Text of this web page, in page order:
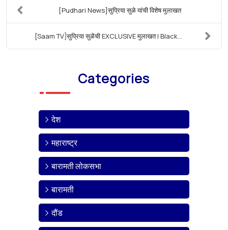
[Pudhari News]सुप्रिया सुळे यांची विशेष मुलाखत
[Saam TV]सुप्रिया सुळेंची EXCLUSIVE मुलाखत | Black...
Categories
देश
महाराष्ट्र
बारामती लोकसभा
बारामती
दौंड